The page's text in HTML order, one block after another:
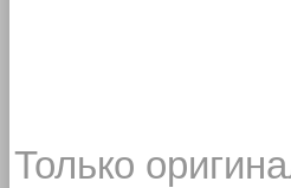
Только